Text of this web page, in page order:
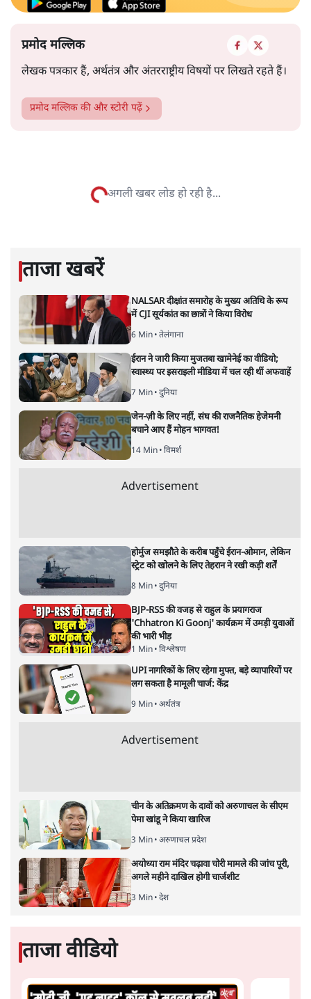
सुप्रीम कोर्ट ने केरल के सबरीमला स्थित भगवान अयप्पा के मंदिर
सदस्यों के खंडपीठ बनाने को कहा। इससे साफ़ है कि महिलाओं में
और पढ़ें
प्रमोद मल्लिक
लेखक पत्रकार हैं, अर्थतंत्र और अंतरराष्ट्रीय विषयों पर लिखते रहते हैं।
प्रमोद मल्लिक की और स्टोरी पढ़ें
सबरीमला: अनुयायियों को अंधविश्वास,
पाखंडों से मुक्त करें धर्मगुरु
अधिकार के दरवाजे खोलने की मांग उठी है। भगवान की आराधना में
भेद-भाव पैदा करने वाली कोई भी परंपरा कोरे पाखंड के अलावा कुछ
नहीं है। सभी धर्मों के ठेकेदारों को चाहिए कि वे अपने अनुयायियों को
इन पाखंडों से मुक्त करें। यह, अदालतों का नहीं, उनका फर्ज है।
10 से 50 साल कीमहिलाएँ सबरीमला मंदिर के अंदर जा सकती हैं
या नहीं, इस मुद्दे पर अब सर्वोच्च न्यायालय के 7 जजों की बेंच